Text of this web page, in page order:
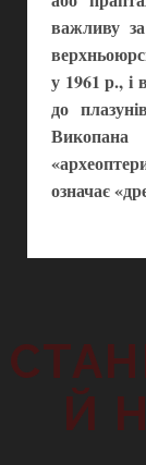
важливу
у 1961 р., і
до
означає
Й